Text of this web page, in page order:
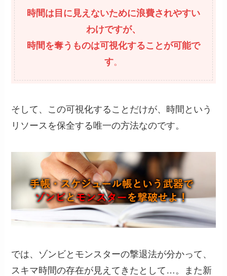
時間は目に見えないために浪費されやすい
わけですが、
時間を奪うものは可視化することが可能で
す。
そして、この可視化することだけが、時間という
リソースを保全する唯一の方法なのです。
では、ゾンビとモンスターの撃退法が分かって、
スキマ時間の存在が見えてきたとして…。また新